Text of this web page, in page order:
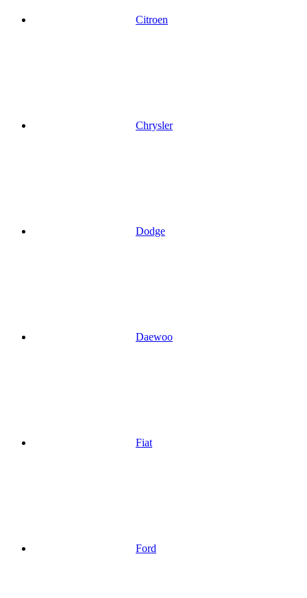
Citroen
Chrysler
Dodge
Daewoo
Fiat
Ford